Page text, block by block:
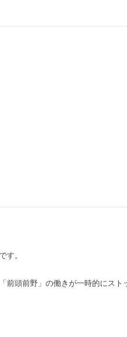
す。
頭前野」の働きが一時的にスト